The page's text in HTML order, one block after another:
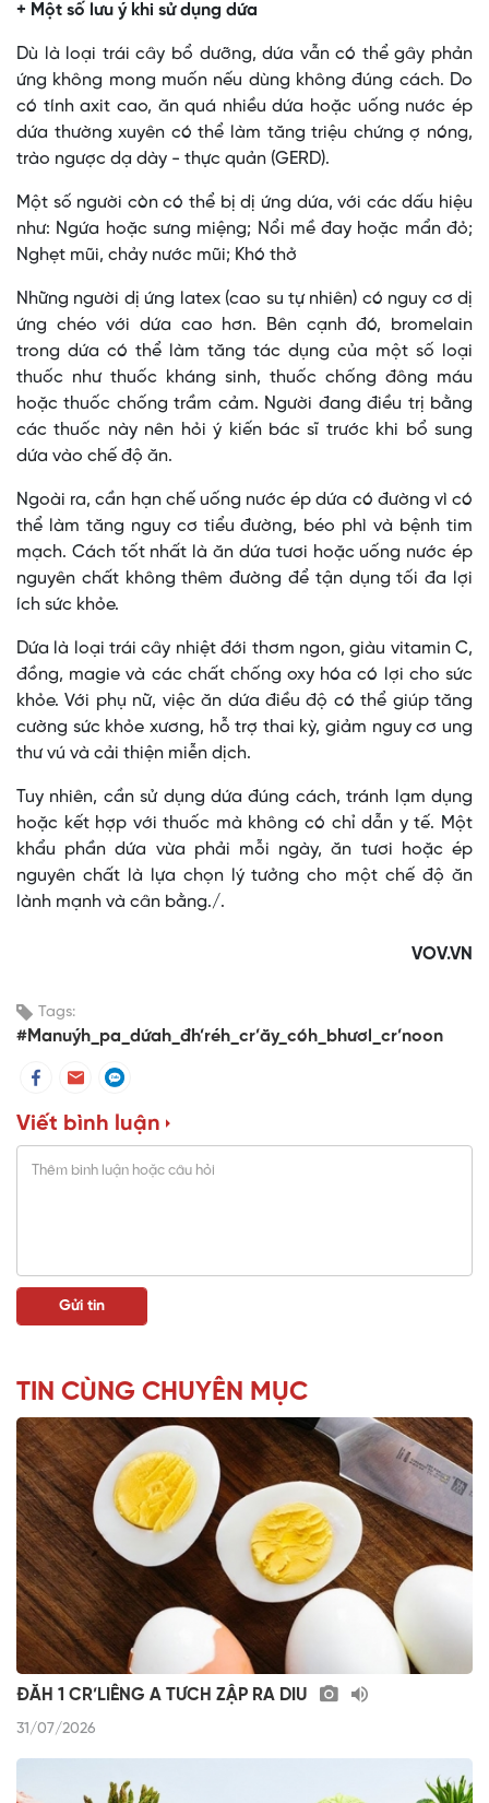
+ Một số lưu ý khi sử dụng dứa
Dù là loại trái cây bổ dưỡng, dứa vẫn có thể gây phản
ứng không mong muốn nếu dùng không đúng cách. Do
có tính axit cao, ăn quá nhiều dứa hoặc uống nước ép
dứa thường xuyên có thể làm tăng triệu chứng ợ nóng,
trào ngược dạ dày - thực quản (GERD).
Một số người còn có thể bị dị ứng dứa, với các dấu hiệu
như: Ngứa hoặc sưng miệng; Nổi mề đay hoặc mẩn đỏ;
Nghẹt mũi, chảy nước mũi; Khó thở
Những người dị ứng latex (cao su tự nhiên) có nguy cơ dị
ứng chéo với dứa cao hơn. Bên cạnh đó, bromelain
trong dứa có thể làm tăng tác dụng của một số loại
thuốc như thuốc kháng sinh, thuốc chống đông máu
hoặc thuốc chống trầm cảm. Người đang điều trị bằng
các thuốc này nên hỏi ý kiến bác sĩ trước khi bổ sung
dứa vào chế độ ăn.
Ngoài ra, cần hạn chế uống nước ép dứa có đường vì có
thể làm tăng nguy cơ tiểu đường, béo phì và bệnh tim
mạch. Cách tốt nhất là ăn dứa tươi hoặc uống nước ép
nguyên chất không thêm đường để tận dụng tối đa lợi
ích sức khỏe.
Dứa là loại trái cây nhiệt đới thơm ngon, giàu vitamin C,
đồng, magie và các chất chống oxy hóa có lợi cho sức
khỏe. Với phụ nữ, việc ăn dứa điều độ có thể giúp tăng
cường sức khỏe xương, hỗ trợ thai kỳ, giảm nguy cơ ung
thư vú và cải thiện miễn dịch.
Tuy nhiên, cần sử dụng dứa đúng cách, tránh lạm dụng
hoặc kết hợp với thuốc mà không có chỉ dẫn y tế. Một
khẩu phần dứa vừa phải mỗi ngày, ăn tươi hoặc ép
nguyên chất là lựa chọn lý tưởng cho một chế độ ăn
lành mạnh và cân bằng./.
VOV.VN
Tags:
#Manuýh_pa_dứah_đh’réh_cr’ăy_cóh_bhươl_cr’noon
Viết bình luận
TIN CÙNG CHUYÊN MỤC
ĐĂH 1 CR’LIÊNG A TƯCH ZẬP RA DIU
31/07/2026